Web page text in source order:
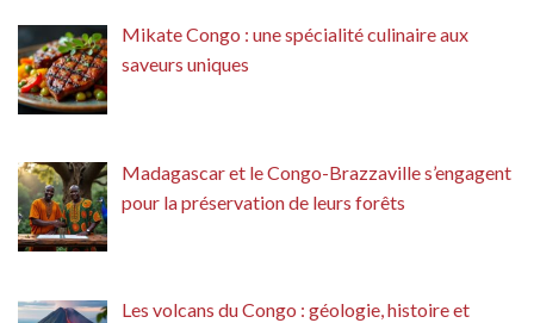
Mikate Congo : une spécialité culinaire aux
saveurs uniques
Madagascar et le Congo-Brazzaville s’engagent
pour la préservation de leurs forêts
Les volcans du Congo : géologie, histoire et